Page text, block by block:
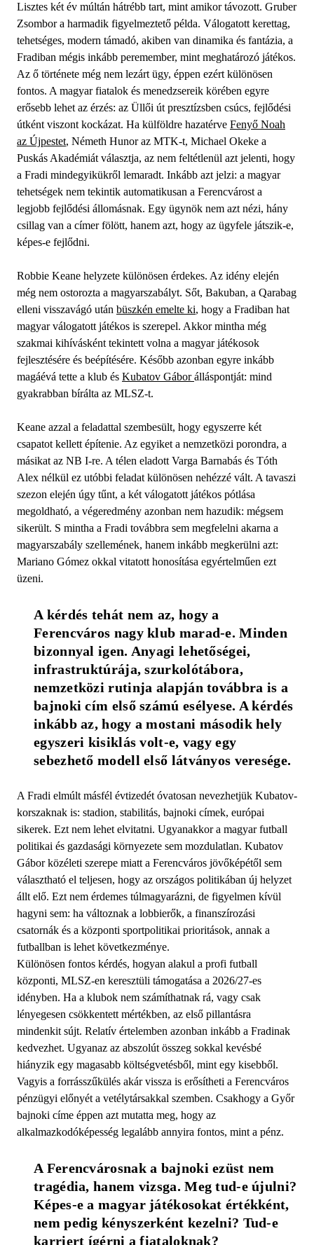
Lisztes két év múltán hátrébb tart, mint amikor távozott. Gruber
Zsombor a harmadik figyelmeztető példa. Válogatott kerettag,
tehetséges, modern támadó, akiben van dinamika és fantázia, a
Fradiban mégis inkább peremember, mint meghatározó játékos.
Az ő története még nem lezárt ügy, éppen ezért különösen
fontos. A magyar fiatalok és menedzsereik körében egyre
erősebb lehet az érzés: az Üllői út presztízsben csúcs, fejlődési
útként viszont kockázat. Ha külföldre hazatérve Fenyő Noah
az Újpestet, Németh Hunor az MTK-t, Michael Okeke a
Puskás Akadémiát választja, az nem feltétlenül azt jelenti, hogy
a Fradi mindegyikükről lemaradt. Inkább azt jelzi: a magyar
tehetségek nem tekintik automatikusan a Ferencvárost a
legjobb fejlődési állomásnak. Egy ügynök nem azt nézi, hány
csillag van a címer fölött, hanem azt, hogy az ügyfele játszik-e,
képes-e fejlődni.
Robbie Keane helyzete különösen érdekes. Az idény elején
még nem ostorozta a magyarszabályt. Sőt, Bakuban, a Qarabag
elleni visszavágó után büszkén emelte ki, hogy a Fradiban hat
magyar válogatott játékos is szerepel. Akkor mintha még
szakmai kihívásként tekintett volna a magyar játékosok
fejlesztésére és beépítésére. Később azonban egyre inkább
magáévá tette a klub és Kubatov Gáborálláspontját: mind
gyakrabban bírálta az MLSZ-t.
Keane azzal a feladattal szembesült, hogy egyszerre két
csapatot kellett építenie. Az egyiket a nemzetközi porondra, a
másikat az NB I-re. A télen eladott Varga Barnabás és Tóth
Alex nélkül ez utóbbi feladat különösen nehézzé vált. A tavaszi
szezon elején úgy tűnt, a két válogatott játékos pótlása
megoldható, a végeredmény azonban nem hazudik: mégsem
sikerült. S mintha a Fradi továbbra sem megfelelni akarna a
magyarszabály szellemének, hanem inkább megkerülni azt:
Mariano Gómez okkal vitatott honosítása egyértelműen ezt
üzeni.
A kérdés tehát nem az, hogy a
Ferencváros nagy klub marad-e. Minden
bizonnyal igen. Anyagi lehetőségei,
infrastruktúrája, szurkolótábora,
nemzetközi rutinja alapján továbbra is a
bajnoki cím első számú esélyese. A kérdés
inkább az, hogy a mostani második hely
egyszeri kisiklás volt-e, vagy egy
sebezhető modell első látványos veresége.
A Fradi elmúlt másfél évtizedét óvatosan nevezhetjük Kubatov-
korszaknak is: stadion, stabilitás, bajnoki címek, európai
sikerek. Ezt nem lehet elvitatni. Ugyanakkor a magyar futball
politikai és gazdasági környezete sem mozdulatlan. Kubatov
Gábor közéleti szerepe miatt a Ferencváros jövőképétől sem
választható el teljesen, hogy az országos politikában új helyzet
állt elő. Ezt nem érdemes túlmagyarázni, de figyelmen kívül
hagyni sem: ha változnak a lobbierők, a finanszírozási
csatornák és a központi sportpolitikai prioritások, annak a
futballban is lehet következménye.
Különösen fontos kérdés, hogyan alakul a profi futball
központi, MLSZ-en keresztüli támogatása a 2026/27-es
idényben. Ha a klubok nem számíthatnak rá, vagy csak
lényegesen csökkentett mértékben, az első pillantásra
mindenkit sújt. Relatív értelemben azonban inkább a Fradinak
kedvezhet. Ugyanaz az abszolút összeg sokkal kevésbé
hiányzik egy magasabb költségvetésből, mint egy kisebből.
Vagyis a forrásszűkülés akár vissza is erősítheti a Ferencváros
pénzügyi előnyét a vetélytársakkal szemben. Csakhogy a Győr
bajnoki címe éppen azt mutatta meg, hogy az
alkalmazkodóképesség legalább annyira fontos, mint a pénz.
A Ferencvárosnak a bajnoki ezüst nem
tragédia, hanem vizsga. Meg tud-e újulni?
Képes-e a magyar játékosokat értékként,
nem pedig kényszerként kezelni? Tud-e
karriert ígérni a fiataloknak?